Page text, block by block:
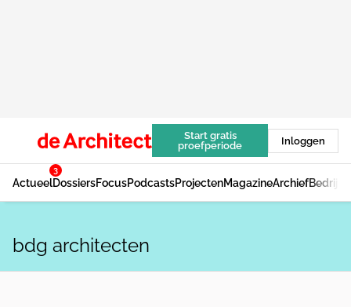
Start gratis
proefperiode
Inloggen
Actueel
3
DossiersFocusPodcastsProjectenMagazineArchief
bdg architecten